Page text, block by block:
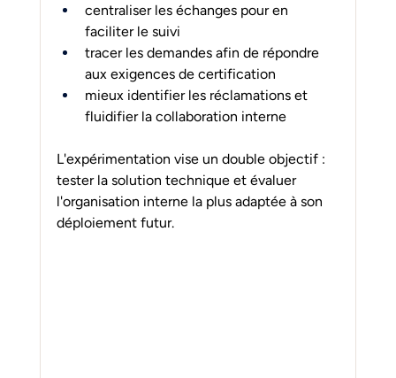
centraliser les échanges pour en
faciliter le suivi
tracer les demandes afin de répondre
aux exigences de certification
mieux identifier les réclamations et
fluidifier la collaboration interne
L'expérimentation vise un double objectif :
tester la solution technique et évaluer
l'organisation interne la plus adaptée à son
déploiement futur.